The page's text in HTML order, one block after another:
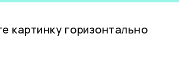
картинку горизонтально